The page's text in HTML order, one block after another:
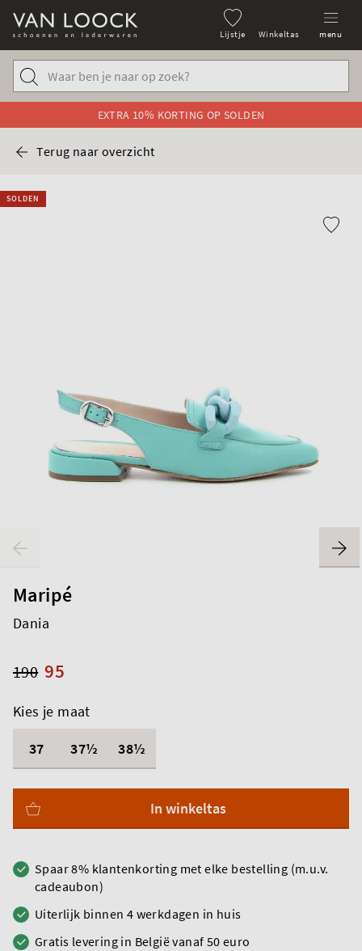
Lijstje Winkeltas menu
EXTRA 10% KORTING OP SOLDEN
Terug naar overzicht
SOLDEN
Maripé
Dania
95
190
Kies je maat
37
37½ 38½
In winkeltas
Spaar 8% klantenkorting met elke bestelling (m.u.v.
cadeaubon)
Uiterlijk binnen 4 werkdagen in huis
Gratis levering in België vanaf 50 euro